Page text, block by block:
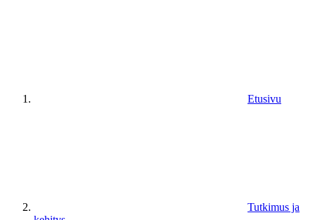
Etusivu
Tutkimus ja